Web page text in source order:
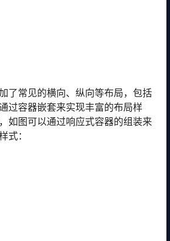
了常见的横向、纵向等布局，包括
过容器嵌套来实现丰富的布局样
如图可以通过响应式容器的组装来
式：